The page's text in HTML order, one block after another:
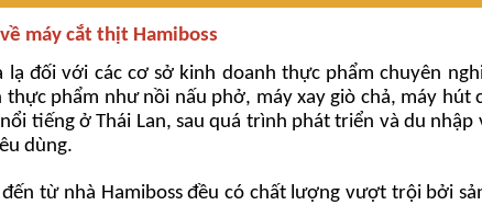
máy cắt thịt Hamiboss
lạ đối với các cơ sở kinh doanh thực phẩm chuyên
thực phẩm như nồi nấu phở, máy xay giò chả, máy hút
tiếng ở Thái Lan, sau quá trình phát triển và du
dùng.
từ nhà Hamiboss đều có chất lượng vượt trội bởi